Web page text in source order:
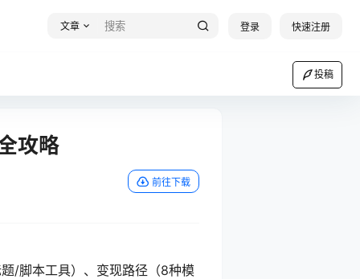
文章 登录 快速注册
投稿
攻略
前往下载
/脚本工具）、变现路径（8种模